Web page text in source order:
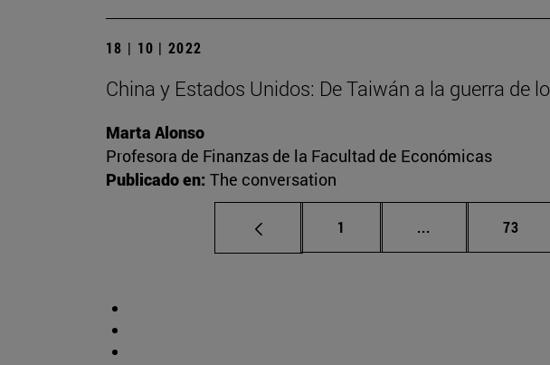
18 | 10 | 2022
China y Estados Unidos: De Taiwán a la guerra de
Marta Alonso
Profesora de Finanzas de la Facultad de Económicas
Publicado en: The conversation
Página
1 ... Páginas Página
73